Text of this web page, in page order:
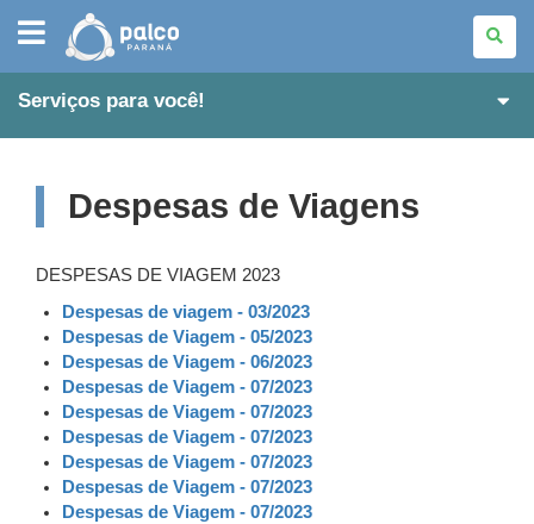
PALCO
PARANÁ
Serviços para você!
Despesas de Viagens
DESPESAS DE VIAGEM 2023
Despesas de viagem - 03/2023
Despesas de Viagem - 05/2023
Despesas de Viagem - 06/2023
Despesas de Viagem - 07/2023
Despesas de Viagem - 07/2023
Despesas de Viagem - 07/2023
Despesas de Viagem - 07/2023
Despesas de Viagem - 07/2023
Despesas de Viagem - 07/2023